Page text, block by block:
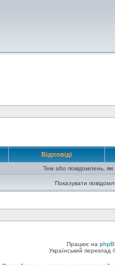
Відповіді
Тем або повідомлень,
Показувати
Працює на
Український